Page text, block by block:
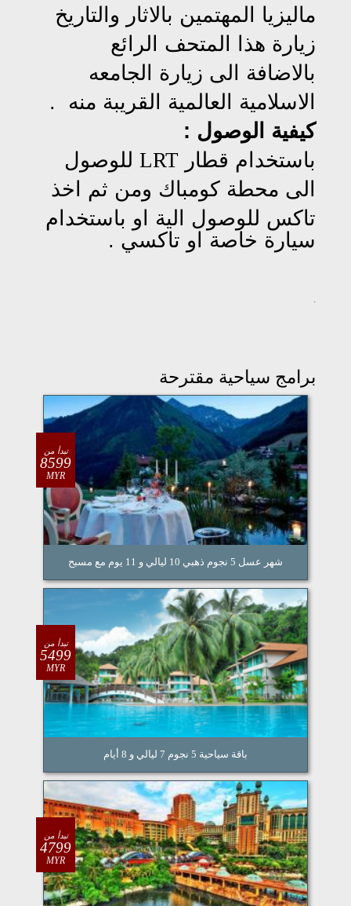
ماليزيا المهتمين بالاثار والتاريخ
زيارة هذا المتحف الرائع
بالاضافة الى زيارة الجامعه
الاسلامية العالمية القريبة منه .
كيفية الوصول :
باستخدام قطار LRT للوصول
الى محطة كومباك ومن ثم اخذ
تاكس للوصول الية
او باستخدام
سيارة خاصة او تاكسي .
.
برامج سياحية مقترحة
تبدأ من
8599
MYR
شهر عسل 5 نجوم ذهبي 10 ليالي و 11 يوم مع مسبح
تبدأ من
5499
MYR
باقة سياحية 5 نجوم 7 ليالي و 8 أيام
تبدأ من
4799
MYR